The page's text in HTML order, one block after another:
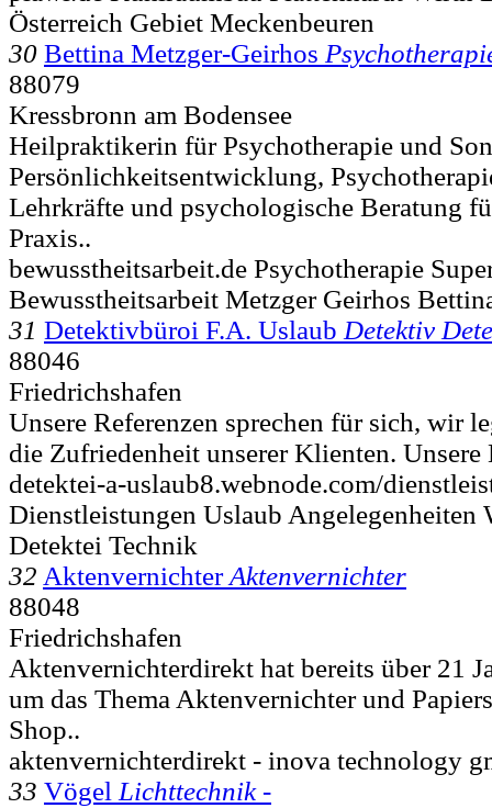
Österreich Gebiet Meckenbeuren
30 Bettina Metzger-Geirhos
88079
Kressbronn am Bodensee
Heilpraktikerin für Psychotherapie und
Persönlichkeitsentwicklung,
Lehrkräfte und psychologische Beratung
Praxis..
bewusstheitsarbeit.de Psychotherapie
Bewusstheitsarbeit Metzger Geirhos
31 Detektivbüroi F.A. Uslaub Detektiv
88046
Friedrichshafen
Unsere Referenzen sprechen für sich, wir
die Zufriedenheit unserer Klienten.
detektei-a-uslaub8.webnode.com/
Dienstleistungen Uslaub Angelegenheiten
Detektei Technik
32 Aktenvernichter Aktenvernichter
88048
Friedrichshafen
Aktenvernichterdirekt hat bereits über 21
um das Thema Aktenvernichter und
Shop..
aktenvernichterdirekt - inova technology
33 Vögel Lichttechnik -